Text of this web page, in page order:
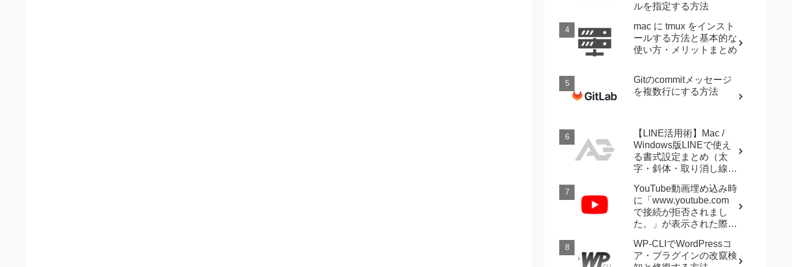
ルを指定する方法
mac に tmux をインスト
ールする方法と基本的な
使い方・メリットまとめ
Gitのcommitメッセージ
を複数行にする方法
【LINE活用術】Mac /
Windows版LINEで使え
る書式設定まとめ（太
字・斜体・取り消し線・
YouTube動画埋め込み時
に「www.youtube.com
で接続が拒否されまし
た。」が表示された際に
WP-CLIでWordPressコ
ア・プラグインの改竄検